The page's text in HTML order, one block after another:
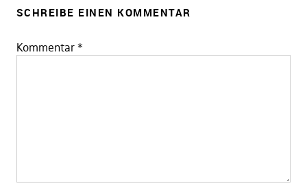
SCHREIBE EINEN KOMMENTAR
Kommentar *